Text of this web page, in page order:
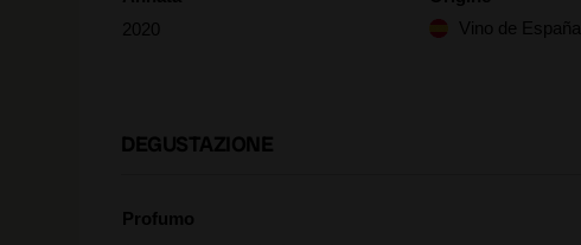
2020
Vino de España
DEGUSTAZIONE
Profumo